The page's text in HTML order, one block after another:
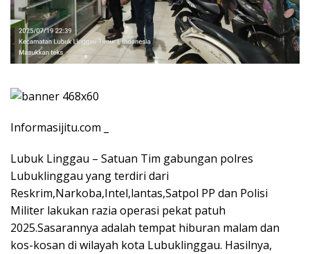
Informasijitu.com _
Lubuk Linggau – Satuan Tim gabungan polres
Lubuklinggau yang terdiri dari
Reskrim,Narkoba,Intel,lantas,Satpol PP dan Polisi
Militer lakukan razia operasi pekat patuh
2025.Sasarannya adalah tempat hiburan malam dan
kos-kosan di wilayah kota Lubuklinggau. Hasilnya,